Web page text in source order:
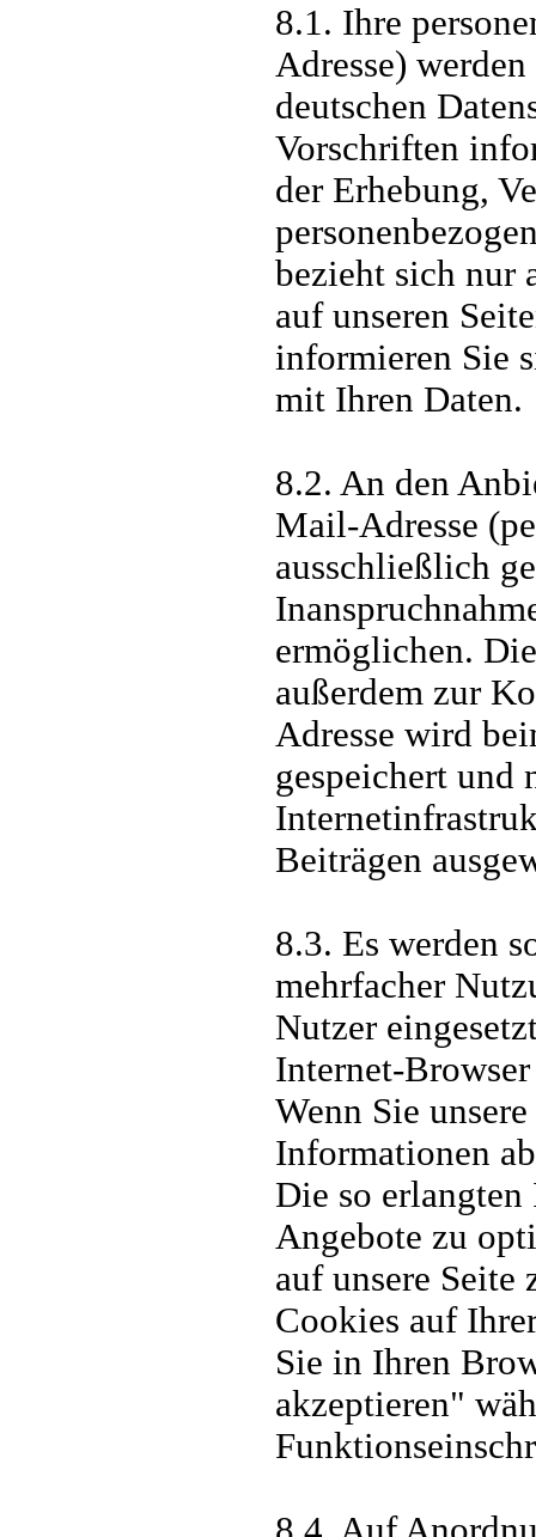
8.1. Ihre
Adresse)
deutschen
Vorschriften
der Erhebung,
bezieht sich nur
auf unseren
informieren Sie
mit Ihren Daten.
8.2. An den
Mail-Adresse
ausschließlich
ermöglichen.
außerdem zur
Adresse wird
gespeichert und
Beiträgen
8.3. Es werden
mehrfacher
Nutzer
Internet-
Wenn Sie
Informationen
Die so
Angebote zu
auf unsere Seite
Cookies auf
Sie in Ihren
akzeptieren"